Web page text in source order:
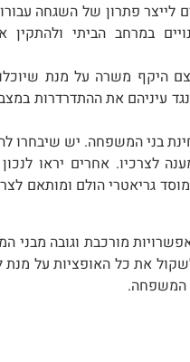
לייצר פתרון של השגחה
במרחב הביתי ולהתקין
היקף משרה על מנת
עיניהם את ההתדרדרות
בני המשפחה. יש שיבחרו
לצרכיו. אחרים יראו
גריאטרי הולם ומותאם
מורכבת וגובה מבני
את כל האופציות על מנת
המשפחה.